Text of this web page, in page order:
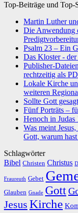
Top-Beiträge und Top-
Martin Luther
Die Anwendung
Psalm 23 – Ein
Das Kloster -
Publisher-
rechtzeitig als
Lokale Kirche
weiteren
Sollte Gott
Fünf Porträts –
Henoch in
Was meint
Gott, warum
Schlagwörter
Bibel Christen Christus
Fraureuth Gebet
Glauben Gnade Gott
Jesus Kirche